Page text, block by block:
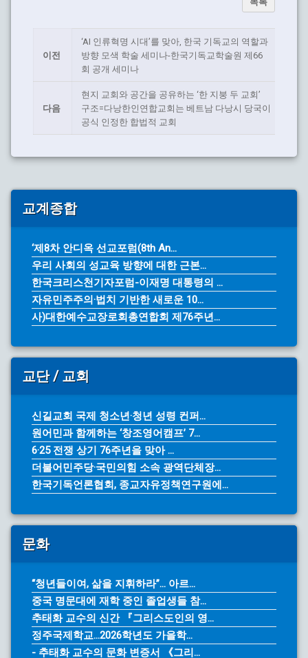
이전
‘AI 인류혁명 시대’를 맞아, 한국 기독교의 역할과
방향 모색 학술 세미나-한국기독교학술원 제66
회 공개 세미나
다음
현지 교회와 공간을 공유하는 ‘한 지붕 두 교회’
구조=다낭한인연합교회는 베트남 다낭시 당국이
공식 인정한 합법적 교회
교계종합
‘제8차 안디옥 선교포럼(8th An...
우리 사회의 성교육 방향에 대한 근본...
한국크리스천기자포럼-이재명 대통령의 ...
자유민주주의·법치 기반한 새로운 10...
사)대한예수교장로회총연합회 제76주년...
교단 / 교회
신길교회 국제 청소년·청년 성령 컨퍼...
원어민과 함께하는 ‘창조영어캠프’ 7...
6·25 전쟁 상기 76주년을 맞아 ...
더불어민주당·국민의힘 소속 광역단체장...
한국기독언론협회, 종교자유정책연구원에...
문화
“청년들이여, 삶을 지휘하라”… 아르...
중국 명문대에 재학 중인 졸업생들 참...
추태화 교수의 신간 『그리스도인의 영...
정주국제학교...2026학년도 가을학...
- 추태화 교수의 문화 변증서 《그리...